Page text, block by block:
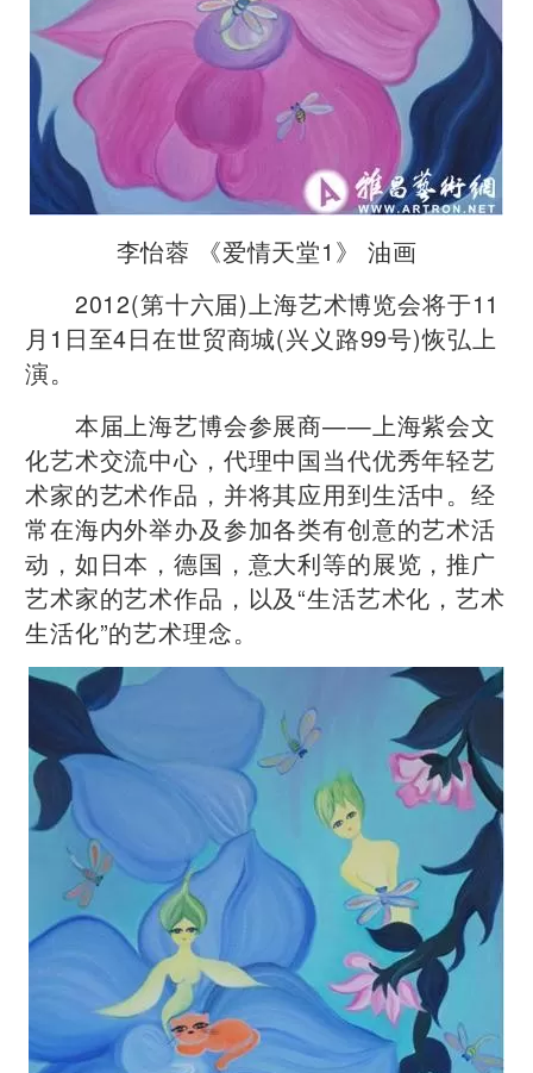
李怡蓉 《爱情天堂1》 油画
2012(第十六届)上海艺术博览会将于11
月1日至4日在世贸商城(兴义路99号)恢弘上
演。
本届上海艺博会参展商——上海紫会文
化艺术交流中心，代理中国当代优秀年轻艺
术家的艺术作品，并将其应用到生活中。经
常在海内外举办及参加各类有创意的艺术活
动，如日本，德国，意大利等的展览，推广
艺术家的艺术作品，以及“生活艺术化，艺术
生活化”的艺术理念。